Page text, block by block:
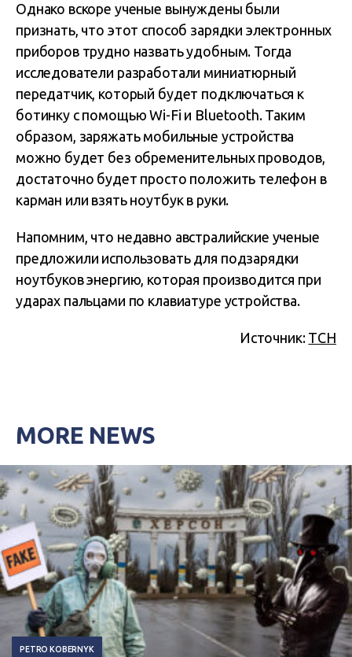
Однако вскоре ученые вынуждены были
признать, что этот способ зарядки электронных
приборов трудно назвать удобным. Тогда
исследователи разработали миниатюрный
передатчик, который будет подключаться к
ботинку с помощью Wi-Fi и Bluetooth. Таким
образом, заряжать мобильные устройства
можно будет без обременительных проводов,
достаточно будет просто положить телефон в
карман или взять ноутбук в руки.
Напомним, что недавно австралийские ученые
предложили использовать для подзарядки
ноутбуков энергию, которая производится при
ударах пальцами по клавиатуре устройства.
Источник: ТСН
MORE NEWS
PETRO KOBERNYK